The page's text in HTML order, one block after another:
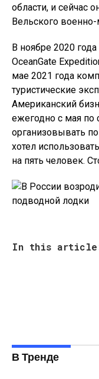
области, и сейчас
Вельского
В ноябре 2020
OceanGate
мае 2021 года
туристические
Американский
ежегодно с мая
организовывать
хотел
на пять человек.
In this
В Тренде